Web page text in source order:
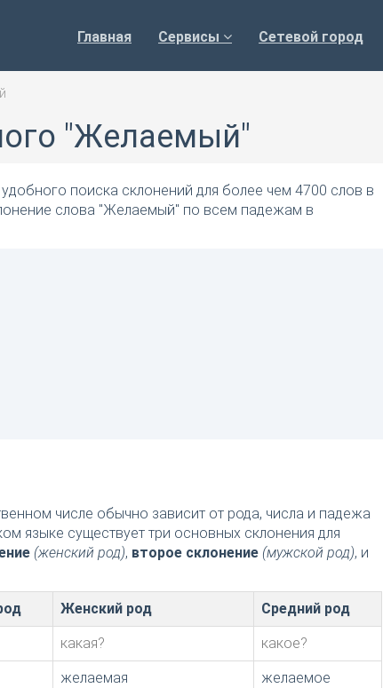
Главная Сервисы Сетевой город
"Желаемый"
поиска склонений для более чем 4700 слов в
слова "Желаемый" по всем падежам в
числе обычно зависит от рода, числа и падежа
языке существует три основных склонения для
(женский род), второе склонение (мужской род), и
Женский род Средний род
какая? какое?
желаемая желаемое